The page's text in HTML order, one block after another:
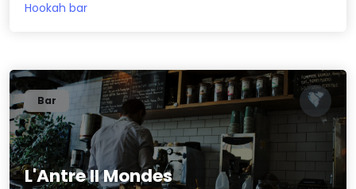
Hookah bar
L'Antre II Mondes
Bar